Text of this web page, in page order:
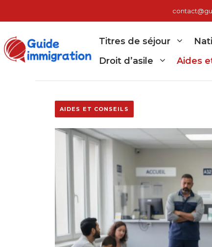
Titres de séjour
Droit d’asile
Aides
AIDES ET CONSEILS